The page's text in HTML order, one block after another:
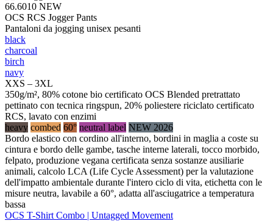
66.6010 NEW
OCS RCS Jogger Pants
Pantaloni da jogging unisex pesanti
black
charcoal
birch
navy
XXS – 3XL
350g/m², 80% cotone bio certificato OCS Blended pretrattato
pettinato con tecnica ringspun, 20% poliestere riciclato certificato
RCS, lavato con enzimi
heavy combed 60° neutral label NEW 2026
Bordo elastico con cordino all'interno, bordini in maglia a coste su
cintura e bordo delle gambe, tasche interne laterali, tocco morbido,
felpato, produzione vegana certificata senza sostanze ausiliarie
animali, calcolo LCA (Life Cycle Assessment) per la valutazione
dell'impatto ambientale durante l'intero ciclo di vita, etichetta con le
misure neutra, lavabile a 60°, adatta all'asciugatrice a temperatura
bassa
OCS T-Shirt Combo | Untagged Movement